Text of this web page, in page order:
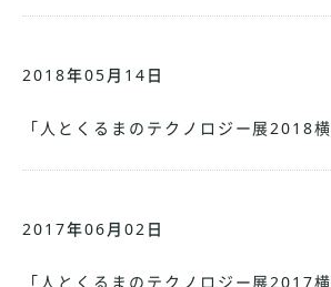
2018年05月14日
「人とくるまのテクノロジー展2018
2017年06月02日
「人とくるまのテクノロジー展2017